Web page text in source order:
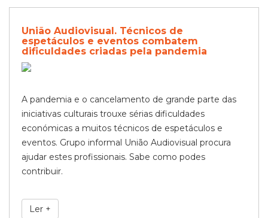
União Audiovisual. Técnicos de
espetáculos e eventos combatem
dificuldades criadas pela pandemia
A pandemia e o cancelamento de grande parte das
iniciativas culturais trouxe sérias dificuldades
económicas a muitos técnicos de espetáculos e
eventos. Grupo informal União Audiovisual procura
ajudar estes profissionais. Sabe como podes
contribuir.
Ler +